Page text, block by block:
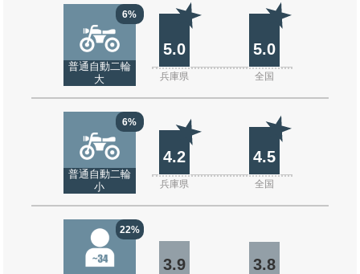
6%
普通自動二輪
大
5.0 5.0
兵庫県 全国
6%
普通自動二輪
小
4.2 4.5
兵庫県 全国
22%
3.9 3.8